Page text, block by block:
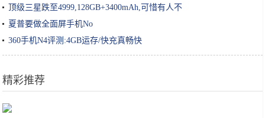
顶级三星跌至4999,128GB+3400mAh,可惜有人不
夏普要做全面屏手机No
360手机N4评测:4GB运存/快充真畅快
精彩推荐